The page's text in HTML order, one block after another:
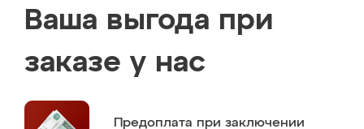
Ваша выгода при
заказе у нас
Предоплата при заключении